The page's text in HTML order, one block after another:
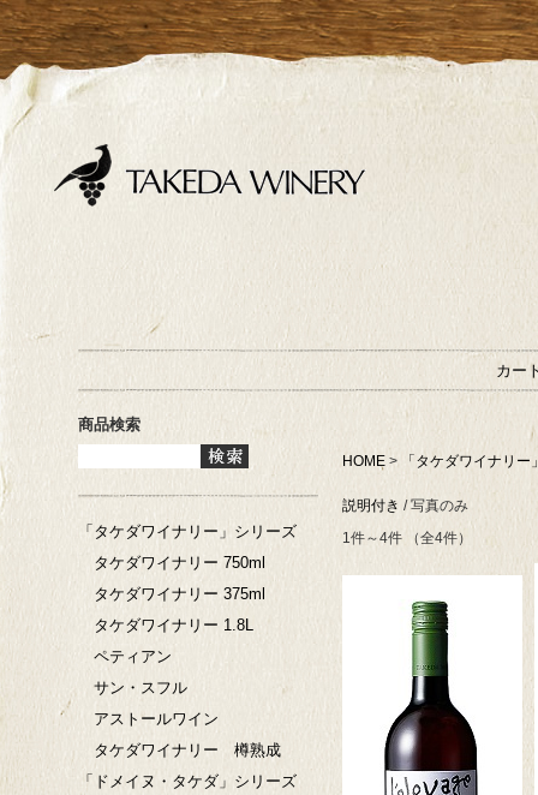
カー
商品検索
「タケダワイナリー」シリーズ
タケダワイナリー 750ml
タケダワイナリー 375ml
タケダワイナリー 1.8L
ペティアン
サン・スフル
アストールワイン
タケダワイナリー 樽熟成
「ドメイヌ・タケダ」シリーズ
HOME > 「タケダワイナリー
説明付き / 写真のみ
1件～4件 （全4件）